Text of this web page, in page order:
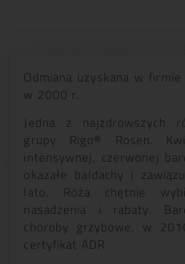
Odmiana uzyskana w firmie
w 2000 r.
Jedna z najzdrowszych
grupy Rigo® Rosen.
intensywnej, czerwonej
okazałe baldachy i
lato. Róża chętnie
nasadzenia i rabaty.
choroby grzybowe, w
certyfikat ADR.